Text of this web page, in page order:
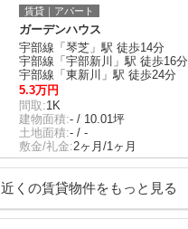
賃貸｜アパート
ガーデンハウス
宇部線「琴芝」駅 徒歩14分
宇部線「宇部新川」駅 徒歩16分
宇部線「東新川」駅 徒歩24分
5.3万円
間取:1K
建物面積:- / 10.01坪
土地面積:- / -
敷金/礼金:2ヶ月/1ヶ月
近くの賃貸物件をもっと見る